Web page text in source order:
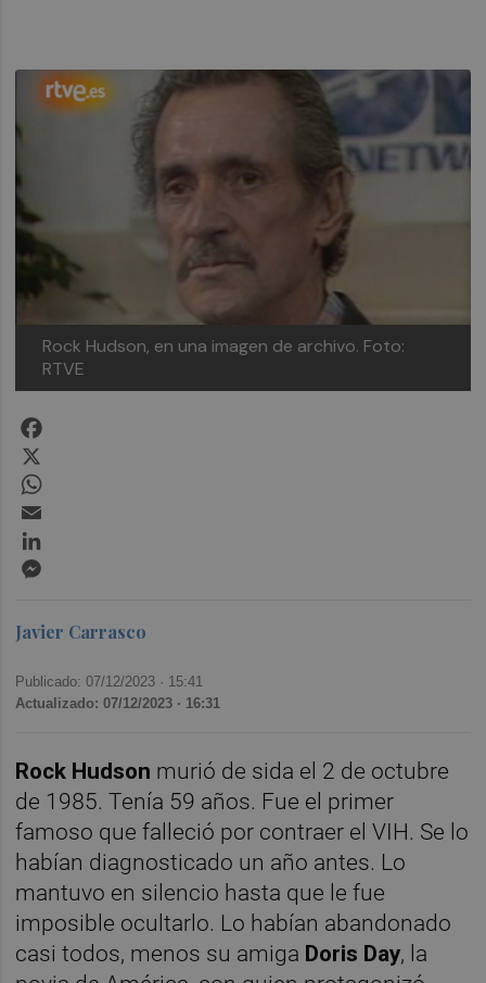
Rock Hudson, en una imagen de archivo. Foto:
RTVE
Javier Carrasco
Publicado: 07/12/2023 · 15:41
Actualizado: 07/12/2023 · 16:31
Rock Hudson murió de sida el 2 de octubre
de 1985. Tenía 59 años. Fue el primer
famoso que falleció por contraer el VIH. Se lo
habían diagnosticado un año antes. Lo
mantuvo en silencio hasta que le fue
imposible ocultarlo. Lo habían abandonado
casi todos, menos su amiga Doris Day, la